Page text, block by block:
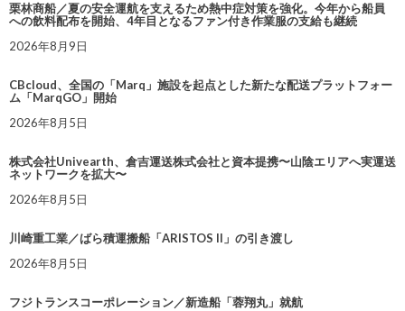
栗林商船／夏の安全運航を支えるため熱中症対策を強化。今年から船員
への飲料配布を開始、4年目となるファン付き作業服の支給も継続
2026年8月9日
CBcloud、全国の「Marq」施設を起点とした新たな配送プラットフォー
ム「MarqGO」開始
2026年8月5日
株式会社Univearth、倉吉運送株式会社と資本提携〜山陰エリアへ実運送
ネットワークを拡大〜
2026年8月5日
川崎重工業／ばら積運搬船「ARISTOS II」の引き渡し
2026年8月5日
フジトランスコーポレーション／新造船「蓉翔丸」就航